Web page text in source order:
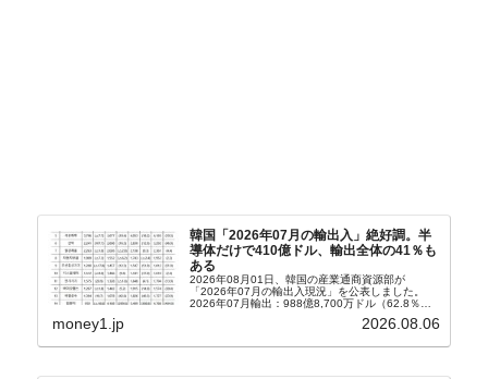
韓国「2026年07月の輸出入」絶好調。半
導体だけで410億ドル、輸出全体の41％も
ある
2026年08月01日、韓国の産業通商資源部が
「2026年07月の輸出入現況」を公表しました。
2026年07月輸出：988億8,700万ドル（62.8％）
money1.jp 2026.08.06